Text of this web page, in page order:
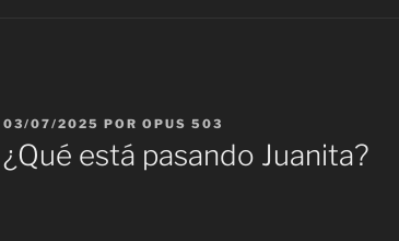
PUBLICADO
03/07/2025 POR OPUS 503
¿Qué está pasando Juanita?